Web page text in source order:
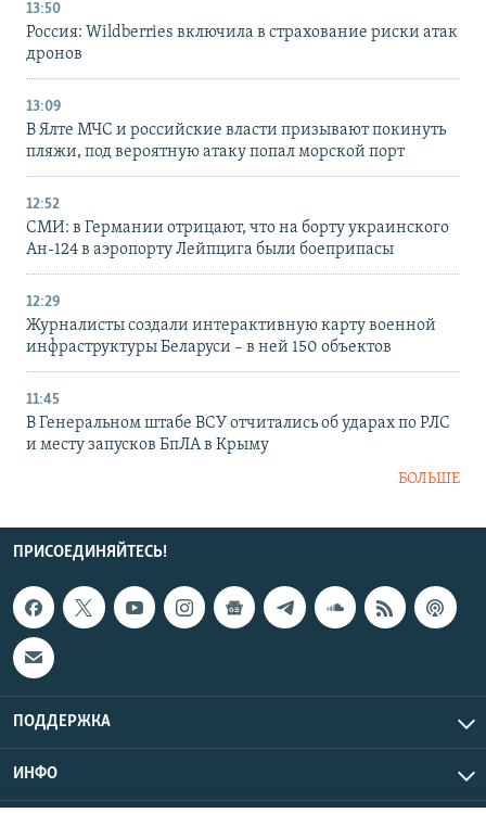
13:50
Россия: Wildberries включила в страхование риски атак
дронов
13:09
В Ялте МЧС и российские власти призывают покинуть
пляжи, под вероятную атаку попал морской порт
12:52
СМИ: в Германии отрицают, что на борту украинского
Ан-124 в аэропорту Лейпцига были боеприпасы
12:29
Журналисты создали интерактивную карту военной
инфраструктуры Беларуси – в ней 150 объектов
11:45
В Генеральном штабе ВСУ отчитались об ударах по РЛС
и месту запусков БпЛА в Крыму
БОЛЬШЕ
ПРИСОЕДИНЯЙТЕСЬ!
ПОДДЕРЖКА
ИНФО